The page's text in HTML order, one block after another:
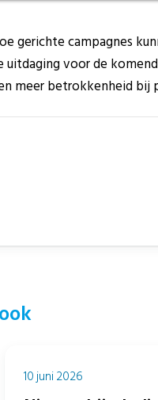
gerichte campagnes
voor de
meer betrokkenheid bij
10 juni 2026